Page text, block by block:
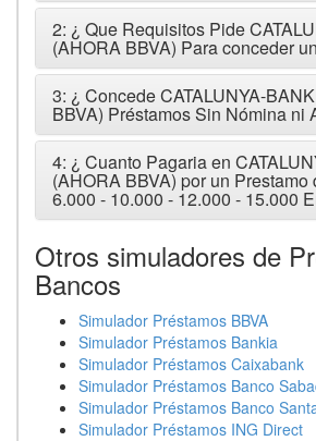
2: ¿ Que Requisitos Pide
(AHORA BBVA) Para conceder
3: ¿ Concede CATALUNYA-
BBVA) Préstamos Sin Nómina ni
4: ¿ Cuanto Pagaria en
(AHORA BBVA) por un Prestamo
6.000 - 10.000 - 12.000 - 15.000
Otros simuladores de
Bancos
Simulador Préstamos BBVA
Simulador Préstamos Bankia
Simulador Préstamos Caixabank
Simulador Préstamos Banco
Simulador Préstamos Banco
Simulador Préstamos ING Direct